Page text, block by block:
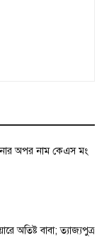
অপর নাম কেএস মং
অতিষ্ট বাবা; ত্যাজ্যপুত্র